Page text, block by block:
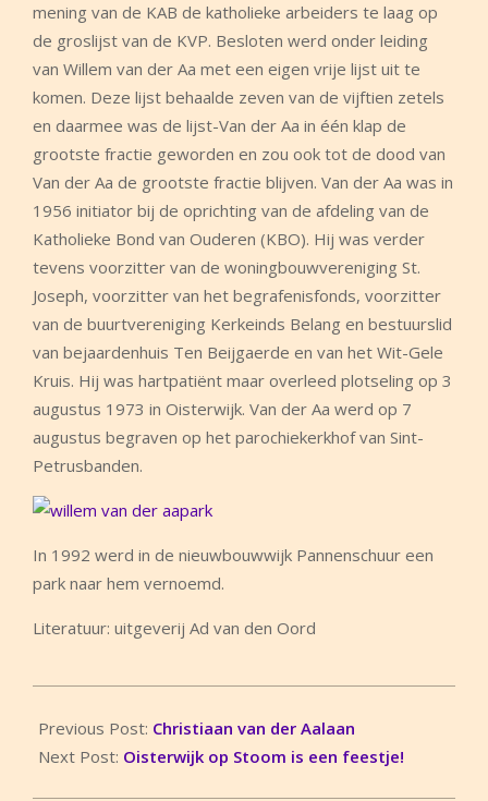
mening van de KAB de katholieke arbeiders te laag op
de groslijst van de KVP. Besloten werd onder leiding
van Willem van der Aa met een eigen vrije lijst uit te
komen. Deze lijst behaalde zeven van de vijftien zetels
en daarmee was de lijst-Van der Aa in één klap de
grootste fractie geworden en zou ook tot de dood van
Van der Aa de grootste fractie blijven. Van der Aa was in
1956 initiator bij de oprichting van de afdeling van de
Katholieke Bond van Ouderen (KBO). Hij was verder
tevens voorzitter van de woningbouwvereniging St.
Joseph, voorzitter van het begrafenisfonds, voorzitter
van de buurtvereniging Kerkeinds Belang en bestuurslid
van bejaardenhuis Ten Beijgaerde en van het Wit-Gele
Kruis. Hij was hartpatiënt maar overleed plotseling op 3
augustus 1973 in Oisterwijk. Van der Aa werd op 7
augustus begraven op het parochiekerkhof van Sint-
Petrusbanden.
In 1992 werd in de nieuwbouwwijk Pannenschuur een
park naar hem vernoemd.
Literatuur: uitgeverij Ad van den Oord
09-
07
Previous Post: Christiaan van der Aalaan
Next Post: Oisterwijk op Stoom is een feestje!